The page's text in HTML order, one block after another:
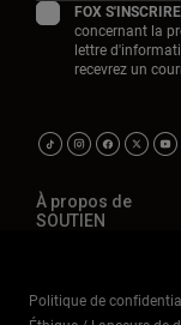
FOX S'INSCRIRE
concernant la
lettre
recevrez un
À propos de
SOUTIEN
Politique de